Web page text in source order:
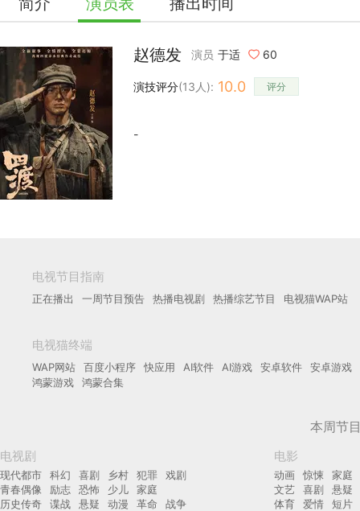
赵德发 演员 于适 60
演技评分(13 人): 10.0 评分
-
电视节目指南
正在播出 一周节目预告 热播电视剧 热播综艺节目 电视猫WAP站
电视猫终端
WAP网站 百度小程序 快应用 AI软件 AI游戏 安卓软件
安卓游戏
鸿蒙游戏
鸿蒙合集
本周节
电视剧
现代都市 科幻 喜剧 乡村 犯罪
戏剧
青春偶像
励志 恐怖 少儿
家庭
历史传奇
谍战 悬疑 动漫 革命
战争
电影
动画 惊悚
家庭
文艺
喜剧
悬疑
体育
爱情
短片